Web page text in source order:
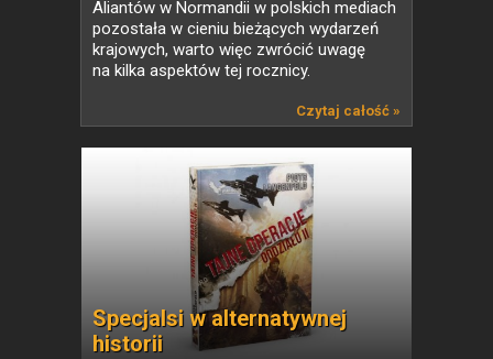
Aliantów w Normandii w polskich mediach
pozostała w cieniu bieżących wydarzeń
krajowych, warto więc zwrócić uwagę
na kilka aspektów tej rocznicy.
Czytaj całość »
Specjalsi w alternatywnej
historii